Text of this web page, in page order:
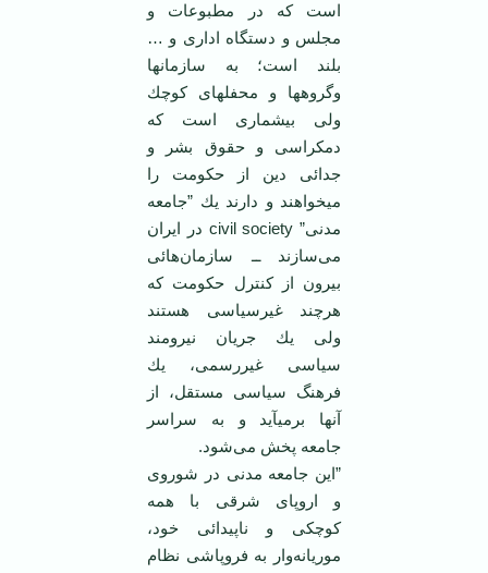
است كه در مطبوعات و
مجلس و دستگاه اداری و …
بلند است؛ به ‏سازمانها
وگروهها و محفلهای كوچك
ولی بیشماری است كه
دمكراسی و حقوق بشر و
جدائی دین از ‏حكومت را
میخواهند و دارند یك ”جامعه
مدنی” ‏civil society‎‏ در ایران
می‌سازند ــ سازمان‌هائی
بیرون ‏از كنترل حكومت كه
هرچند غیرسیاسی هستند
ولی یك جریان نیرومند
سیاسی غیررسمی، یك
فرهنگ ‏سیاسی مستقل، از
آنها برمیآید و به سراسر
جامعه پخش می‌شود.‏
”این جامعه مدنی در شوروی
و اروپای شرقی با همه
كوچكی و ناپیدائی خود،
موریانه‌وار به فروپاشی ‏نظام